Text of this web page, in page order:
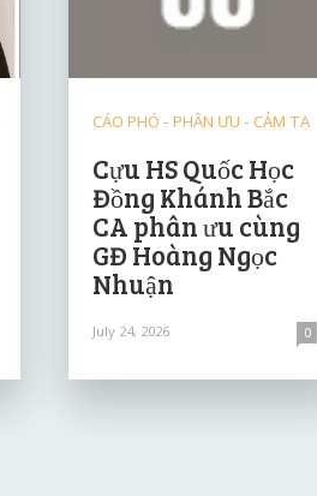
CÁO PHÓ - PHÂN ƯU - CẢM TẠ
Cựu HS Quốc Học
Đồng Khánh Bắc
CA phân ưu cùng
GĐ Hoàng Ngọc
Nhuận
July 24, 2026 0